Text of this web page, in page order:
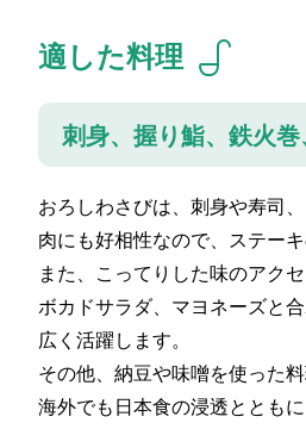
適した料理
刺身、握り鮨、鉄火
おろしわさびは、刺身や寿司
肉にも好相性なので、ステー
また、こってりした味のアク
ボカドサラダ、マヨネーズと
広く活躍します。
その他、納豆や味噌を使った
海外でも日本食の浸透ととも